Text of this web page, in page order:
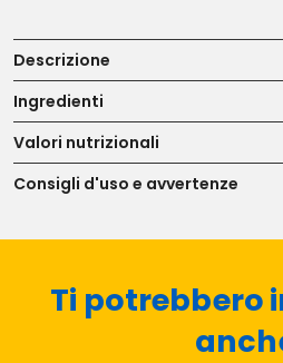
Descrizione
Ingredienti
Valori nutrizionali
Consigli d'uso e avvertenze
Ti potrebbero